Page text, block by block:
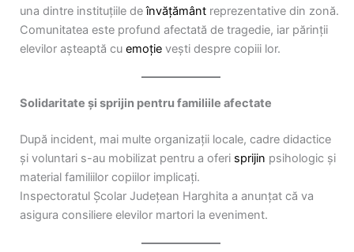
una dintre instituțiile deînvățământ reprezentative din zonă.
Comunitatea este profund afectată de tragedie, iar părinții
elevilor așteaptă cu emoție vești despre copiii lor.
Solidaritate și sprijin pentru familiile afectate
După incident, mai multe organizații locale, cadre didactice
și voluntari s-au mobilizat pentru a oferi sprijin psihologic și
material familiilor copiilor implicați.
Inspectoratul Școlar Județean Harghita a anunțat că va
asigura consiliere elevilor martori la eveniment.